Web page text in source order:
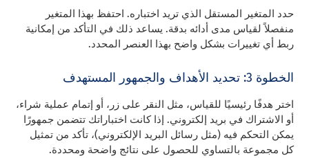
حدد المتغير المستقل الذي تريد اختباره. احتفظ بهذا المتغير
منفصلاً لقياس مدى أدائه بدقة. يساعد ذلك في التأكد من إمكانية
ربط أي تغييرات بشكل واضح بهذا العنصر المحدد.
الخطوة 3: تحديد الأهداف والجمهور المستهدف
اختر هدفًا رئيسيًا للقياس، مثل النقر على زر، أو إتمام عملية شراء،
أو الاشتراك في بريد إلكتروني. إذا كانت اختباراتك تتضمن جمهورًا
يمكن التحكم فيه (مثل رسائل البريد الإلكتروني)، تأكد من تمثيل
كل مجموعة بالتساوي للحصول على نتائج واضحة ومحددة.